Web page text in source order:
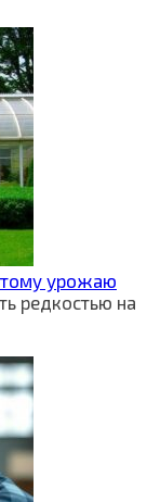
урожаю
редкостью на